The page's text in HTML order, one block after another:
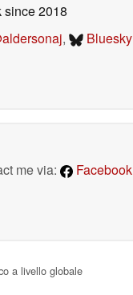
since 2018
, Bluesky
me via:
Facebook
a livello globale